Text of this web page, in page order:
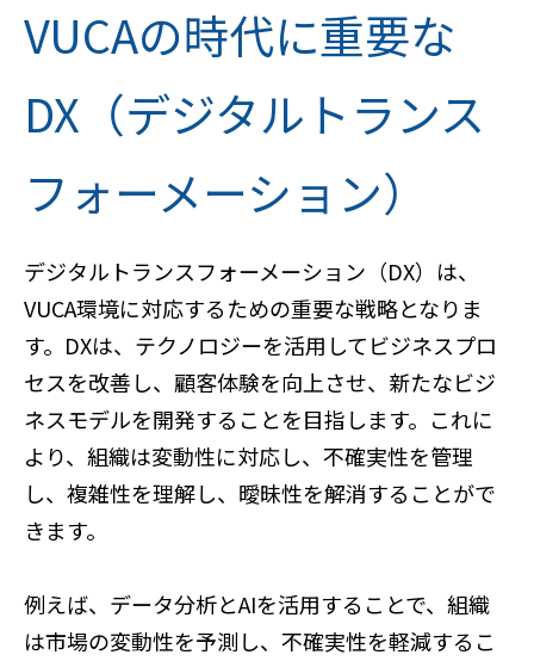
VUCAの時代に重要な
DX（デジタルトランス
フォーメーション）
デジタルトランスフォーメーション（DX）は、
VUCA環境に対応するための重要な戦略となりま
す。DXは、テクノロジーを活用してビジネスプロ
セスを改善し、顧客体験を向上させ、新たなビジ
ネスモデルを開発することを目指します。これに
より、組織は変動性に対応し、不確実性を管理
し、複雑性を理解し、曖昧性を解消することがで
きます。
例えば、データ分析とAIを活用することで、組織
は市場の変動性を予測し、不確実性を軽減するこ